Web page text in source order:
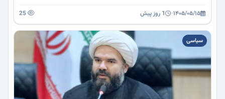
۱۴۰۵/۰۵/۱۵· 1 روز پیش
سیاسی